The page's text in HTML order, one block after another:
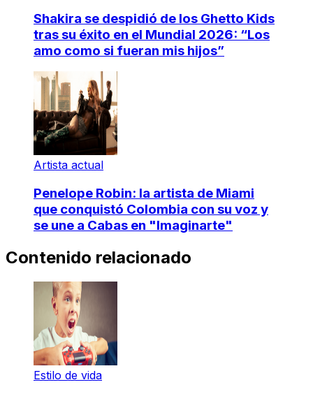
Shakira se despidió de los Ghetto Kids
tras su éxito en el Mundial 2026: “Los
amo como si fueran mis hijos”
Artista actual
Penelope Robin: la artista de Miami
que conquistó Colombia con su voz y
se une a Cabas en "Imaginarte"
Contenido relacionado
Estilo de vida